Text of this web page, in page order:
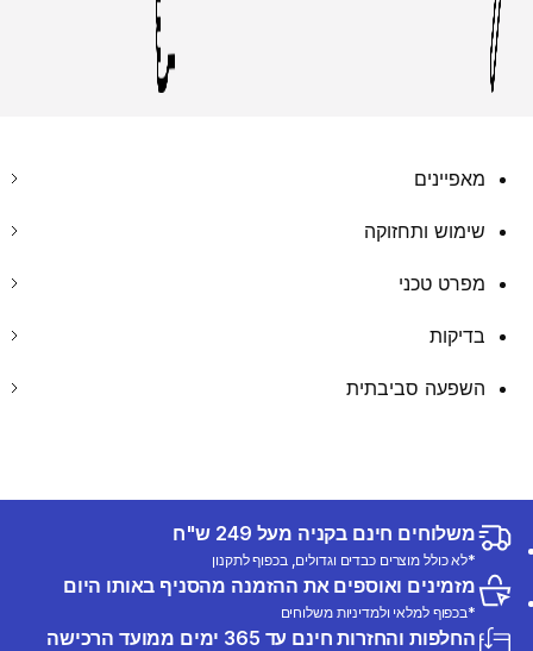
מאפיינים
שימוש ותחזוקה
מפרט טכני
בדיקות
השפעה סביבתית
משלוחים חינם בקניה מעל 249 ש"ח
*לא כולל מוצרים כבדים וגדולים, בכפוף לתקנון
מזמינים ואוספים את ההזמנה מהסניף באותו היום
*בכפוף למלאי ולמדיניות משלוחים
החלפות והחזרות חינם עד 365 ימים ממועד הרכישה